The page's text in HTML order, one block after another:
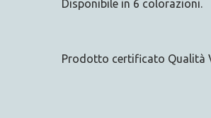
Disponibile in 6 colorazioni.
Prodotto certificato Qualità